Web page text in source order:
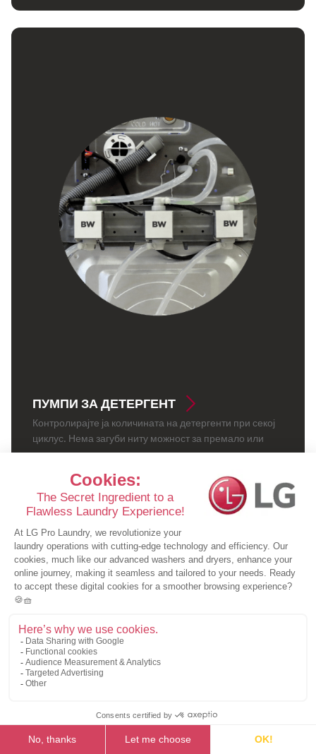
ПУМПИ ЗА ДЕТЕРГЕНТ
Контролирајте ја количината на детергенти при секој
циклус. Нема загуби ниту можност за премало или
преголемо дозирање на детергентите.